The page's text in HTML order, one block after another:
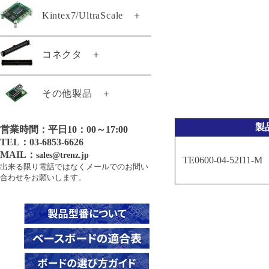
TE0865-02-DGI83MA
TE0865-02-FBE83MA
TE0865-02-FBI83MA
TE0865-02-FGE83MA
TE0876-02-A
TEB0911-05-9BEX1MA
TE0714-04-42I-B-L
TE0714-04-52I-7-B
TE0714-04-52I-8-A
TE0714-04-52I-B-B
TE0715-05-21C33-A
TE0715-05-51I33-L
TE0715-05-52I33-A
TE0715-05-71C33-A
TE0715-05-71I33-L
TE0715-05-73E33-A
TE0716-01-61C32-A
Kintex7/UltraScale ＋
TE0741-04-D2C-1-A
TE0741-04-G2C-1-A
TE0741-05-A2C-1-A
TE0741-05-B2C-1-A
TE0741-05-B2C-1-AF
TE0741-05-B2I-1-A
TE0741-05-D2I-1-A
TE0741-05-G2C-1-A
TE0741-05-G2I-1-A
コネクタ ＋
21011
21371
21372
21589
22684
22938
23062
その他製品 ＋
TE0808用ヒートシンク
GigaZee TRENZヒートシンク
26922
21010
24640
25130
26003
26056
営業時間：平日10：00～17:00
TEL：03-6853-6626
MAIL： sales@trenz.jp
出来る限り電話ではなくメールでのお問い
合わせをお願いします。
製
TE0600-04-52I11-M